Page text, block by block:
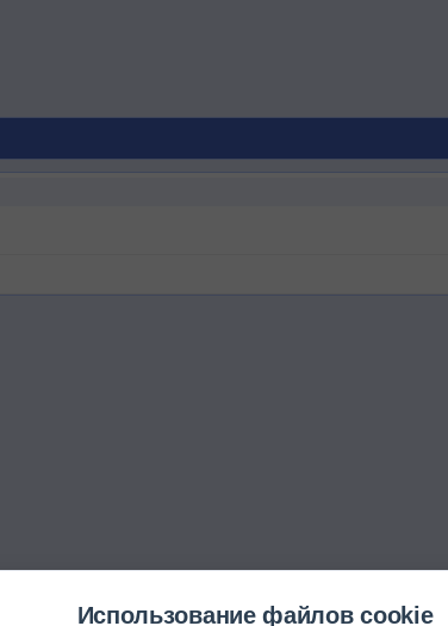
Использование файлов cookie